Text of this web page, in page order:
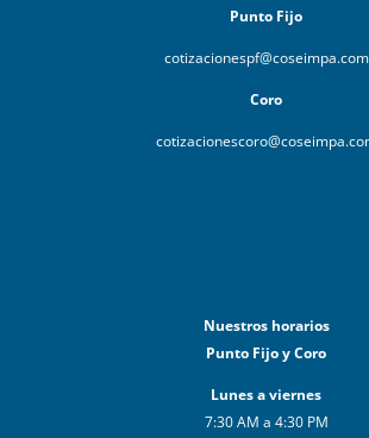
Punto Fijo
cotizacionespf@coseimpa.com
Coro
Nuestros horarios
Punto Fijo y Coro
Lunes a viernes
7:30 AM a 4:30 PM